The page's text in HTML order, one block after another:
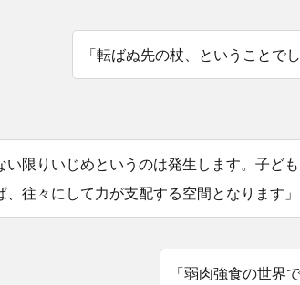
「転ばぬ先の杖、ということで
い限りいじめというのは発生します。子ど
往々にして力が支配する空間となります」
「弱肉強食の世界